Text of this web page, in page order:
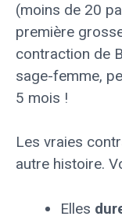
(moins de 20
première
contraction de
sage-femme,
5 mois !
Les vraies
autre histoire.
Elles